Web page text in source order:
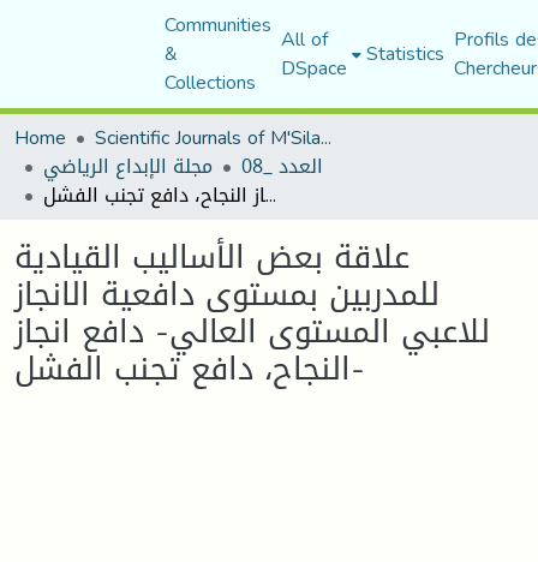
Communities
&
Collections
All of
DSpace Statistics Profils
Home
Scientific Journals of M'Sila University
مجلة الإبداع الرياضي العدد _08
علاقة بعض الأساليب القيادية للمدربين بمستوى دافعية الانجاز للاعبي المستوى العالي- دافع انجاز النجاح، دافع تجنب الفشل-
علاقة بعض الأساليب القيادية
للمدربين بمستوى دافعية الانجاز
للاعبي المستوى العالي- دافع انجاز
النجاح، دافع تجنب الفشل-